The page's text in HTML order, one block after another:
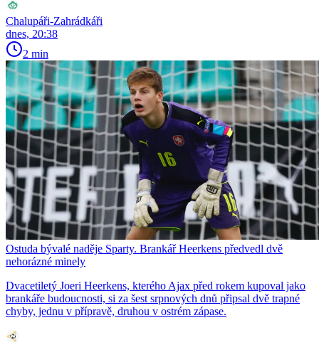
Chalupáři-Zahrádkáři
dnes, 20:38
2 min
Ostuda bývalé naděje Sparty. Brankář Heerkens předvedl dvě
nehorázné minely
Dvacetiletý Joeri Heerkens, kterého Ajax před rokem kupoval jako
brankáře budoucnosti, si za šest srpnových dnů připsal dvě trapné
chyby, jednu v přípravě, druhou v ostrém zápase.